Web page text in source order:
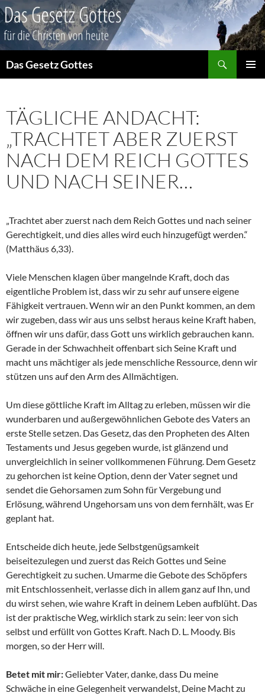
Das Gesetz Gottes
TÄGLICHE ANDACHT:
„TRACHTET ABER ZUERST
NACH DEM REICH GOTTES
UND NACH SEINER…
„Trachtet aber zuerst nach dem Reich Gottes und nach seiner
Gerechtigkeit, und dies alles wird euch hinzugefügt werden.“
(Matthäus 6,33).
Viele Menschen klagen über mangelnde Kraft, doch das
eigentliche Problem ist, dass wir zu sehr auf unsere eigene
Fähigkeit vertrauen. Wenn wir an den Punkt kommen, an dem
wir zugeben, dass wir aus uns selbst heraus keine Kraft haben,
öffnen wir uns dafür, dass Gott uns wirklich gebrauchen kann.
Gerade in der Schwachheit offenbart sich Seine Kraft und
macht uns mächtiger als jede menschliche Ressource, denn wir
stützen uns auf den Arm des Allmächtigen.
Um diese göttliche Kraft im Alltag zu erleben, müssen wir die
wunderbaren und außergewöhnlichen Gebote des Vaters an
erste Stelle setzen. Das Gesetz, das den Propheten des Alten
Testaments und Jesus gegeben wurde, ist glänzend und
unvergleichlich in seiner vollkommenen Führung. Dem Gesetz
zu gehorchen ist keine Option, denn der Vater segnet und
sendet die Gehorsamen zum Sohn für Vergebung und
Erlösung, während Ungehorsam uns von dem fernhält, was Er
geplant hat.
Entscheide dich heute, jede Selbstgenügsamkeit
beiseitezulegen und zuerst das Reich Gottes und Seine
Gerechtigkeit zu suchen. Umarme die Gebote des Schöpfers
mit Entschlossenheit, verlasse dich in allem ganz auf Ihn, und
du wirst sehen, wie wahre Kraft in deinem Leben aufblüht. Das
ist der praktische Weg, wirklich stark zu sein: leer von sich
selbst und erfüllt von Gottes Kraft. Nach D. L. Moody. Bis
morgen, so der Herr will.
Betet mit mir:Geliebter Vater, danke, dass Du meine
Schwäche in eine Gelegenheit verwandelst, Deine Macht zu